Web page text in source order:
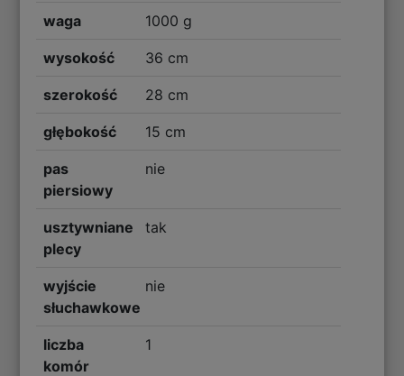
waga 1000 g
wysokość 36 cm
szerokość 28 cm
głębokość 15 cm
pas
piersiowy
nie
usztywniane
plecy
tak
wyjście
słuchawkowe
nie
liczba
komór
1